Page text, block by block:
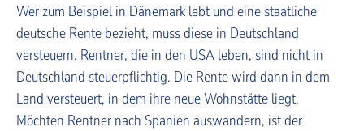
Wer zum Beispiel in Dänemark lebt und eine staatliche
deutsche Rente bezieht, muss diese in Deutschland
versteuern. Rentner, die in den USA leben, sind nicht in
Deutschland steuerpflichtig. Die Rente wird dann in dem
Land versteuert, in dem ihre neue Wohnstätte liegt.
Möchten Rentner nach Spanien auswandern, ist der